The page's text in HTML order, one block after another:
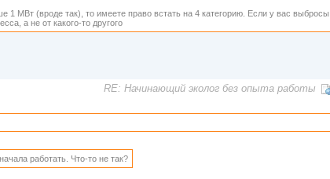
1 МВт (вроде так), то имеете право встать на 4 категорию. Если у вас выбросы
а не от какого-то другого
RE: Начинающий эколог без опыта работы
работать. Что-то не так?